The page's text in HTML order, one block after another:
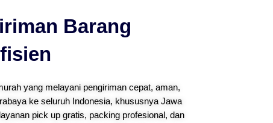
Barang
yang melayani pengiriman cepat, aman,
ke seluruh Indonesia, khususnya Jawa
pick up gratis, packing profesional, dan